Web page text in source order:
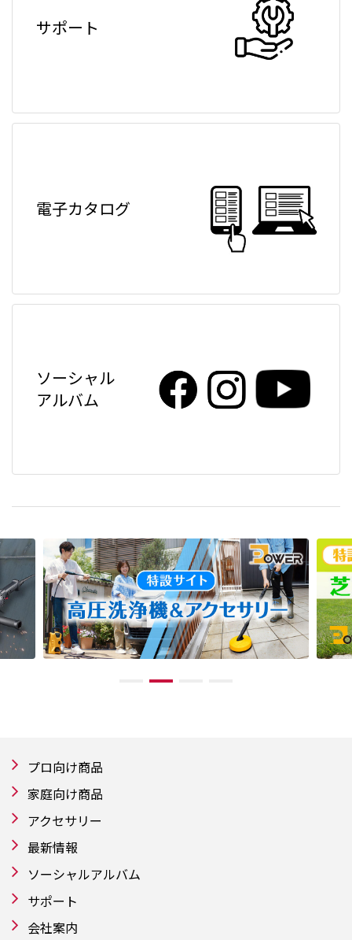
サポート
電子カタログ
ソーシャル
アルバム
プロ向け商品
家庭向け商品
アクセサリー
最新情報
ソーシャルアルバム
サポート
会社案内